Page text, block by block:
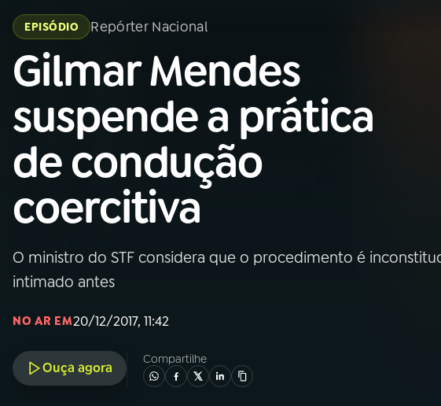
Buscar
na
Rádio
Nacional
AO VIVO
01 INÍCIO
02 A RÁDIO
03PROGRAMAÇÃO
05 PODCASTS
na
Rádio
Nacional
EPISÓDIO Repórter Nacional
Gilmar Mendes
suspende a prática
de condução
coercitiva
O ministro do STF considera que o procedimento é
intimado antes
NO AR EM20/12/2017, 11:42
Ouça agora
Compartilhe